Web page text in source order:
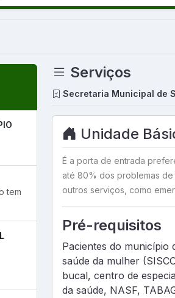
tem
Serviços
Secretaria Municipal de
Unidade
É a porta de entrada
até 80% dos problemas
outros serviços, como
Pré-requisitos
Pacientes do município
saúde da mulher
bucal, centro de
da saúde, NASF,